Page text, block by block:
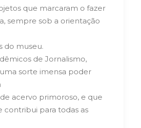
que marcaram o fazer
sempre sob a orientação
do museu.
de Jornalismo,
sorte imensa poder
acervo primoroso, e que
contribui para todas as